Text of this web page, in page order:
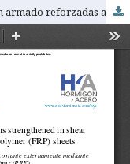
Análisis numérico de vigas de hormigón armado reforzadas a cortante externamente mediante laminados de polímeros reforzados con fibras (PRF)